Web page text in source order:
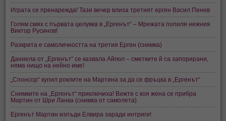
Играта се пренарежда! Тази вечер влиза третият ерген Васил Пенев
Голям смях с първата целувка в „Ергенът“ – Мрежата попиля нежния
Виктор Русинов!
Разкрита е самоличността на третия Ерген (снимка)
Даниела от „Ергенът“ се казвала Айгюл – сметките й са запорирани,
няма нищо на нейно име!
„Спонсор“ купил роклите на Мартина за да се фръцка в „Ергенът“
Снимките на „Ергенът“ приключиха! Вижте с коя жена се прибра
Мартин от Шри Ланка (снимка от самолета)
Ергенът Мартин изпъди Елвира заради интриги!